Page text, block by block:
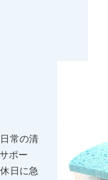
常の清
ポー
日に急